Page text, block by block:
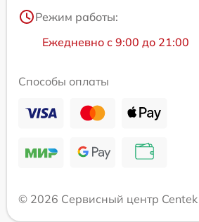
Режим работы:
Ежедневно с 9:00 до 21:00
Способы оплаты
© 2026 Сервисный центр Centek